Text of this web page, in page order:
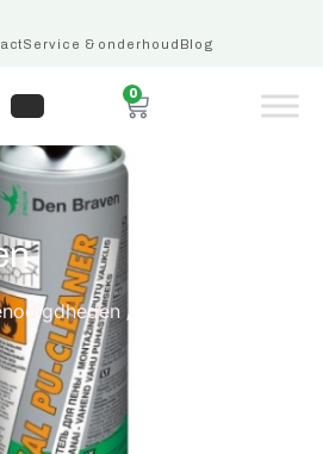
Service & onderhoudBlog
0
/ Pur-artikelen